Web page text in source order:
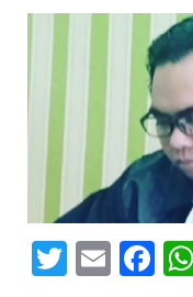
Twitter